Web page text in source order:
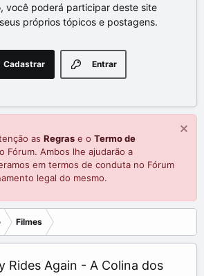
você poderá participar deste site
próprios tópicos e postagens.
Entrar
Cadastrar
as Regras e o Termo de
Fórum. Ambos lhe ajudarão a
em termos de conduta no Fórum
legal do mesmo.
Filmes
Rides Again - A Colina dos